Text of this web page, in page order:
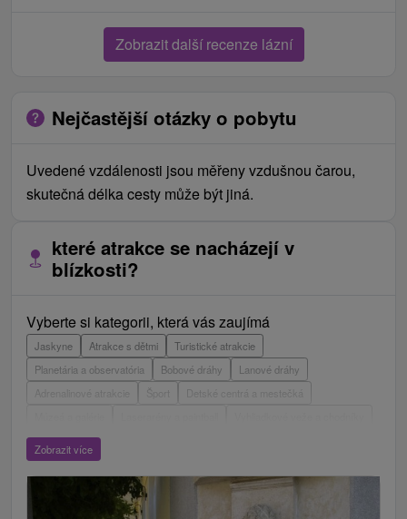
Zobrazit další recenze lázní
Nejčastější otázky o pobytu
Uvedené vzdálenosti jsou měřeny vzdušnou čarou,
skutečná délka cesty může být jiná.
které atrakce se nacházejí v
blízkosti?
Vyberte si kategorii, která vás zaujímá
Jaskyne Atrakce s dětmi
Turistické atrakcie
Planetária a observatória
Bobové dráhy
Lanové dráhy
Adrenalinové atrakcie
Detské centrá a mestečká
ZOO a zvieracie farmy
Mestské a zámocké parky
Jazerá, plesá, vodné nádrže
Technické pamiatky
Pamätníky
Drevené kostolíky Hrady, zámky, zrúcaniny
Zobrazit více